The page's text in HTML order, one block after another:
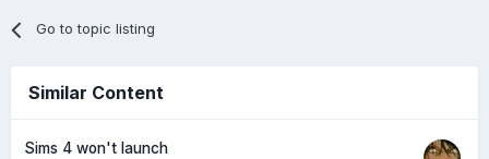
Go to topic listing
Similar Content
Sims 4 won't launch